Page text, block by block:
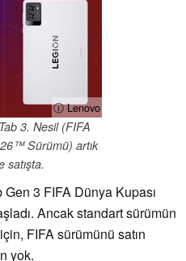
ⓘ Lenovo
3. Nesil (FIFA
Sürümü) artık
satışta.
3 FIFA Dünya Kupası
Ancak standart sürümün
FIFA sürümünü satın
yok.